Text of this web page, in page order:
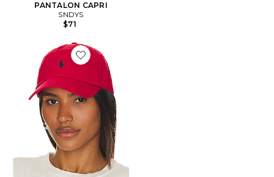
PANTALON CAPRI
SNDYS
$71
Favorite CHAPEAU